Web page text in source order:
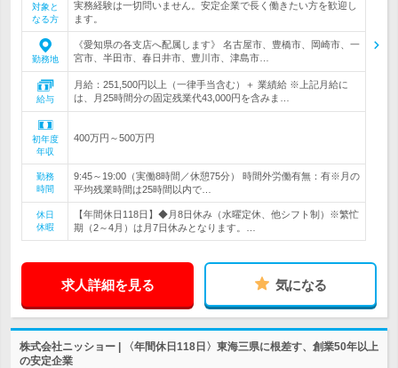
対象と
なる方
実務経験は一切問いません。安定企業で長く働きたい方を歓迎し
ます。
勤務地
《愛知県の各支店へ配属します》 名古屋市、豊橋市、岡崎市、一
宮市、半田市、春日井市、豊川市、津島市…
給与
月給：251,500円以上（一律手当含む）＋ 業績給 ※上記月給に
は、月25時間分の固定残業代43,000円を含みま…
初年度
年収
400万円～500万円
勤務
時間
9:45～19:00（実働8時間／休憩75分） 時間外労働有無：有※月の
平均残業時間は25時間以内で…
休日
休暇
【年間休日118日】◆月8日休み（水曜定休、他シフト制）※繁忙
期（2～4月）は月7日休みとなります。…
求人詳細を見る 気になる
株式会社ニッショー | 〈年間休日118日〉東海三県に根差す、創業50年以上
の安定企業